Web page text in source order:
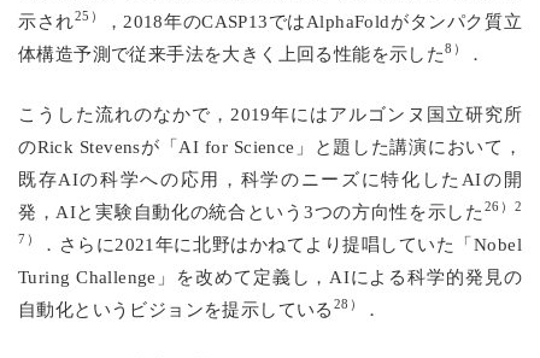
示され25）
，2018年のCASP13ではAlphaFoldがタンパク質立
体構造予測で従来手法を大きく上回る性能を示した8） ．
こうした流れのなかで，2019年にはアルゴンヌ国立研究所
のRick Stevensが「AI for Science」と題した講演において，
既存AIの科学への応用，科学のニーズに特化したAIの開
発，AIと実験自動化の統合という3つの方向性を示した 26）2
7）
．さらに2021年に北野はかねてより提唱していた「Nobel
Turing Challenge」を改めて定義し，AIによる科学的発見の
自動化というビジョンを提示している 28） ．